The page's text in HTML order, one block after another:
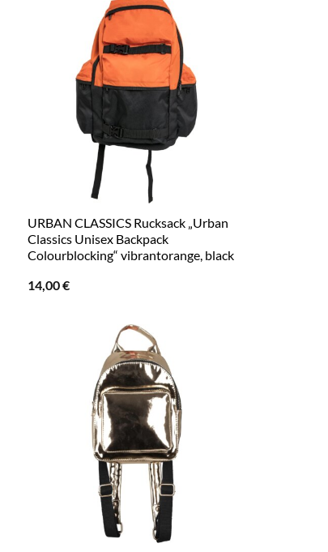
URBAN CLASSICS Rucksack „Urban
Classics Unisex Backpack
Colourblocking“ vibrantorange, black
14,00€